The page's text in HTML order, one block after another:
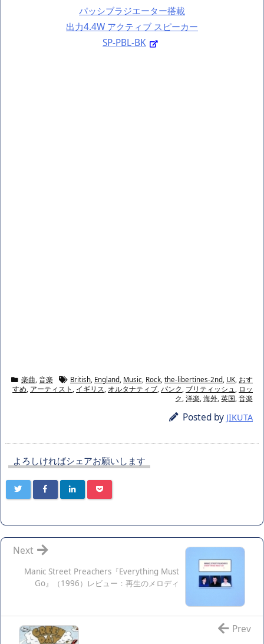
パッシブラジエーター搭載
出力4.4W アクティブ スピーカー
SP-PBL-BK
楽曲, 音楽 British, England, Music, Rock, the-libertines-2nd, UK, おす
すめ, アーティスト , イギリス, オルタナティブ, パンク , ブリティッシュ, ロッ
ク , 洋楽, 海外, 英国, 音楽
Posted by JIKUTA
よろしければシェアお願いします
Manic Street Preachers『Everything Must
Go』（1996）レビュー：再生のメロディ
Next
Prev